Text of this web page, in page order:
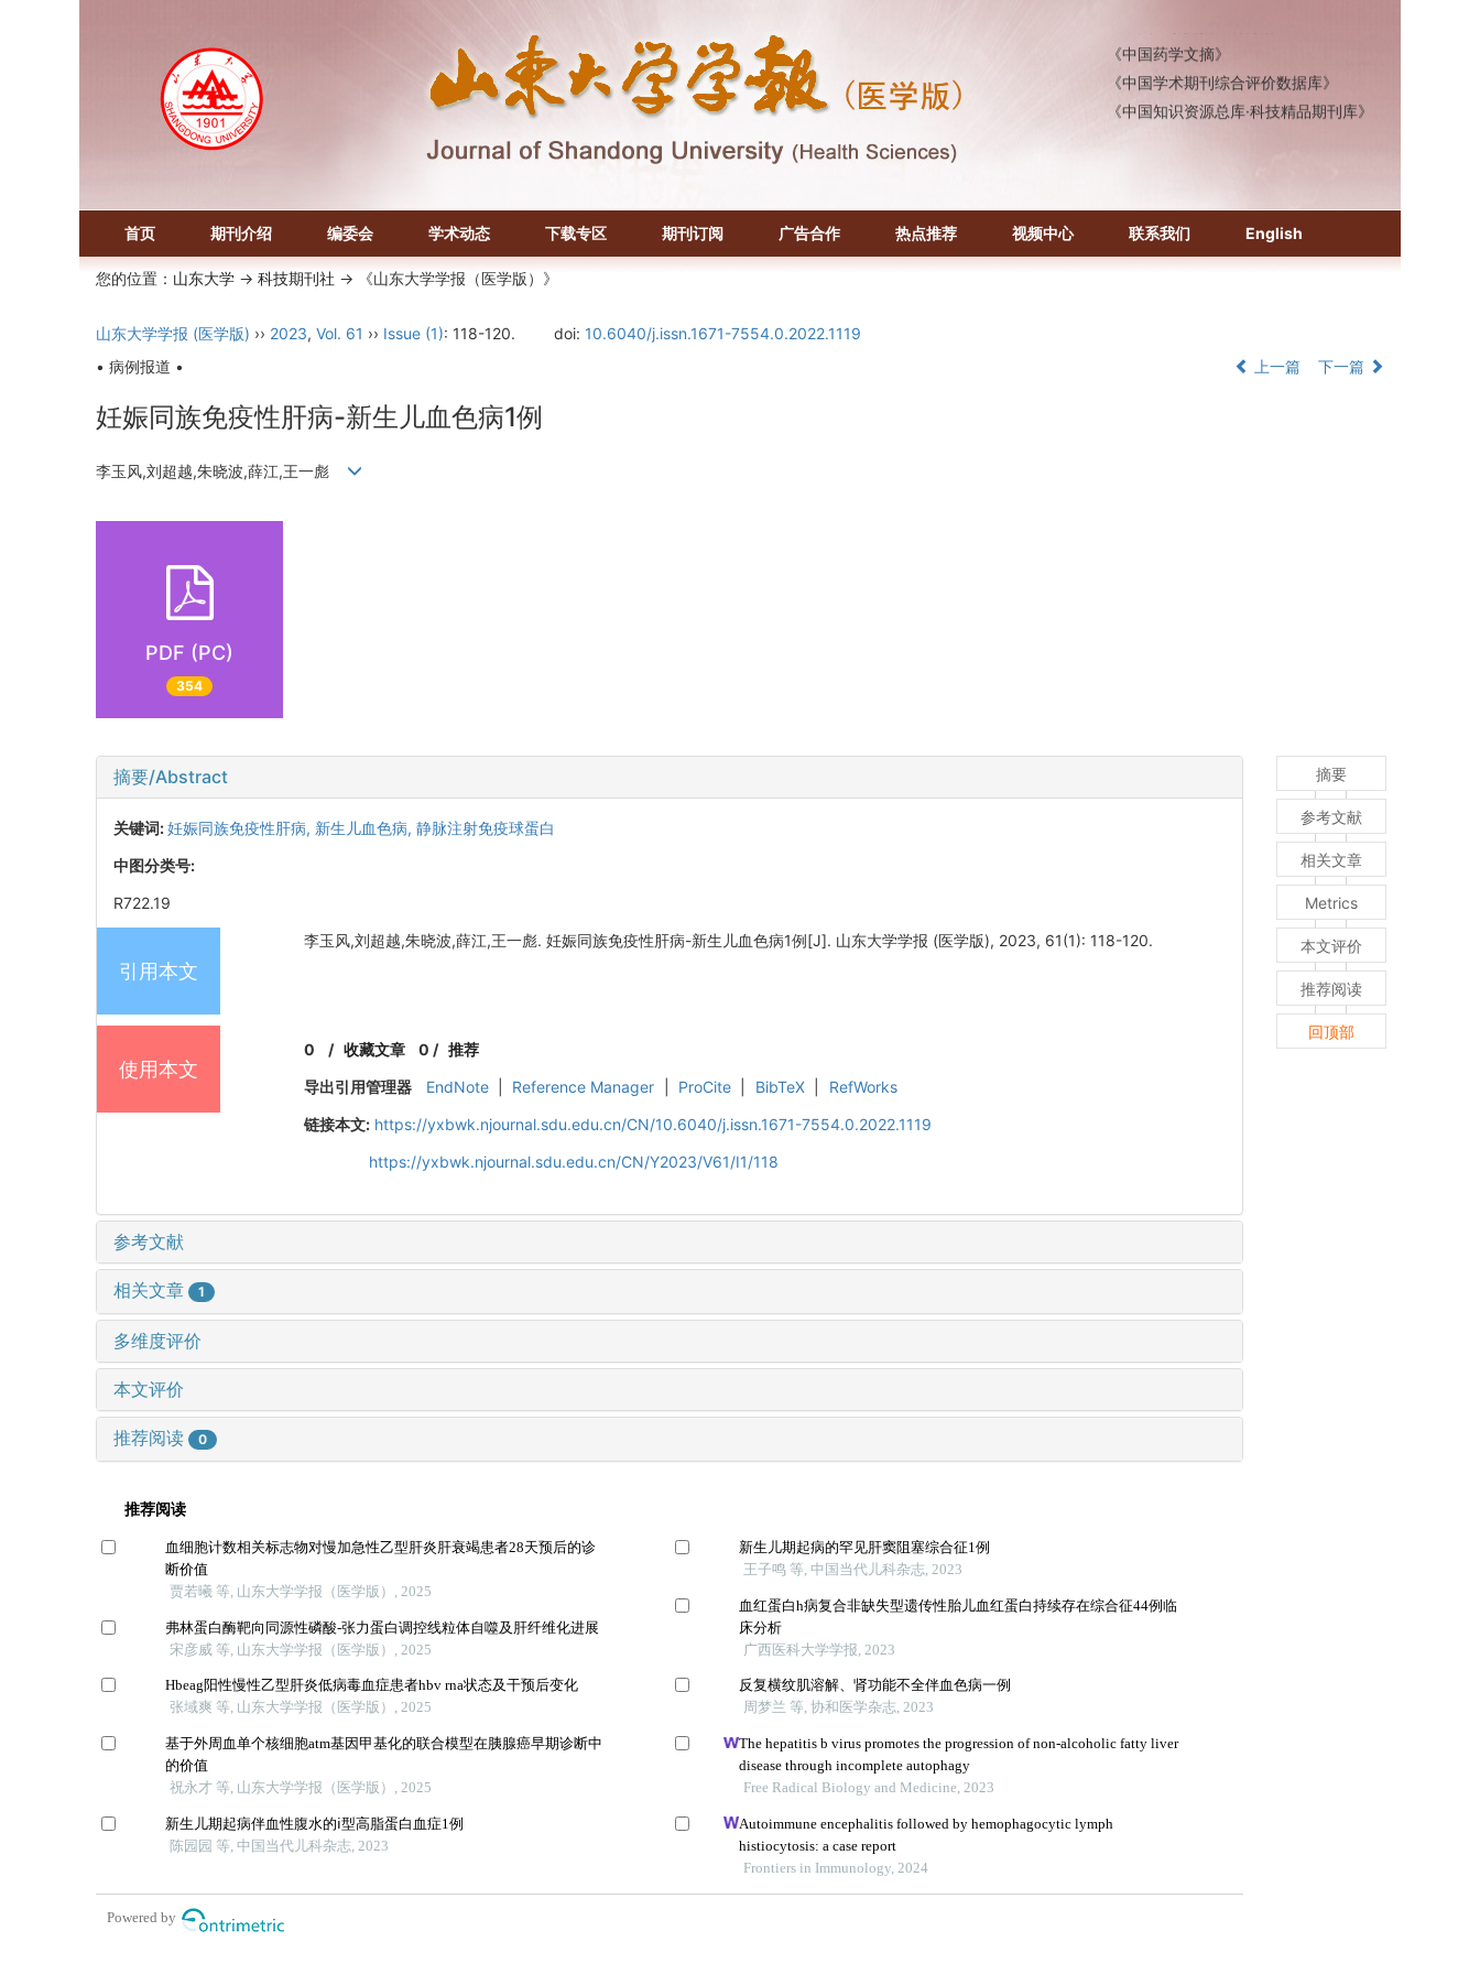
《中国药学文摘》
《中国学术期刊综合评价数据库》
《中国知识资源总库·科技精品期刊库》
首页 期刊介绍 编委会 学术动态 下载专区 期刊订阅 广告合作 热点推荐 视频中心 联系我们 English
您的位置： 山东大学 -> 科技期刊社 -> 《山东大学学报（医学版）》
山东大学学报 (医学版) ›› 2023, Vol. 61 ›› Issue (1): 118-120. doi: 10.6040/j.issn.1671-7554.0.2022.1119
• 病例报道 •
上一篇 下一篇
妊娠同族免疫性肝病-新生儿血色病1例
李玉风,刘超越,朱晓波,薛江,王一彪
PDF (PC)
354
摘要/Abstract
关键词:妊娠同族免疫性肝病, 新生儿血色病, 静脉注射免疫球蛋白
中图分类号:
R722.19
引用本文
李玉风,刘超越,朱晓波,薛江,王一彪. 妊娠同族免疫性肝病-新生儿血色病1例[J]. 山东大学学报 (医学版), 2023, 61(1): 118-120.
使用本文
0 /收藏文章 0 / 推荐
导出引用管理器
EndNote Reference Manager ProCite BibTeX
RefWorks
链接本文: https://yxbwk.njournal.sdu.edu.cn/CN/10.6040/j.issn.1671-7554.0.2022.1119
https://yxbwk.njournal.sdu.edu.cn/CN/Y2023/V61/I1/118
参考文献
相关文章 1
多维度评价
本文评价
推荐阅读 0
摘要
参考文献
相关文章
Metrics
本文评价
推荐阅读
回顶部